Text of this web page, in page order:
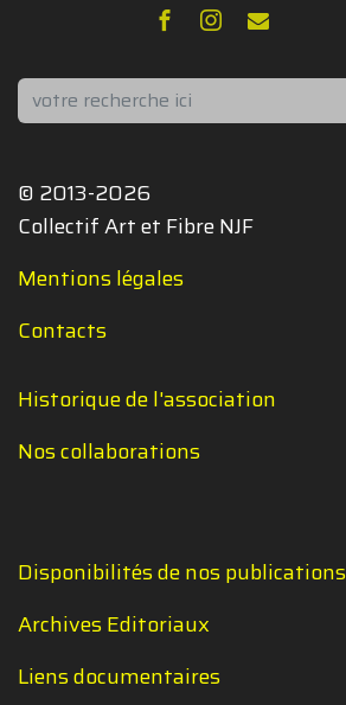
Rechercher
© 2013-2026
Collectif Art et Fibre NJF
Mentions légales
Contacts
Historique de l'association
Nos collaborations
Disponibilités de nos publications
Archives Editoriaux
Liens documentaires